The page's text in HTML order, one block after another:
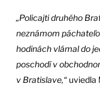
„Policajti druhého
neznámom
hodinách vlámal do
poschodí v
v Bratislave,“uviedla